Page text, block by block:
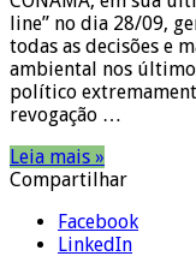
line” no dia 28/09,
todas as decisões e
ambiental nos
político
revogação …
Leia mais »
Compartilhar
Facebook
LinkedIn